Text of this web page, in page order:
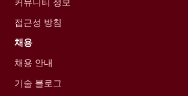
접근성 방침
채용
채용 안내
기술 블로그